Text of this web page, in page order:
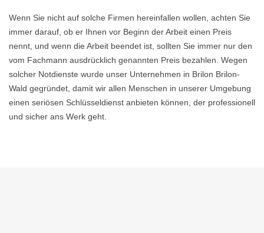
Wenn Sie nicht auf solche Firmen hereinfallen wollen, achten Sie
immer darauf, ob er Ihnen vor Beginn der Arbeit einen Preis
nennt, und wenn die Arbeit beendet ist, sollten Sie immer nur den
vom Fachmann ausdrücklich genannten Preis bezahlen. Wegen
solcher Notdienste wurde unser Unternehmen in Brilon Brilon-
Wald gegründet, damit wir allen Menschen in unserer Umgebung
einen seriösen Schlüsseldienst anbieten können, der professionell
und sicher ans Werk geht.